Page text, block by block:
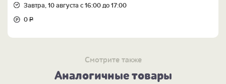
Завтра, 10 августа с 16:00 до 17:00
0Р
Смотрите также
Аналогичные товары